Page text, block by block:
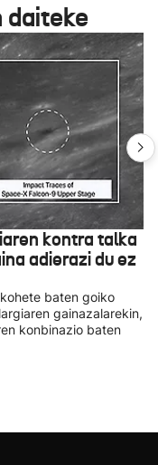
daiteke
kontra talka
adierazi du ez
baten goiko
gainazalarekin,
konbinazio baten